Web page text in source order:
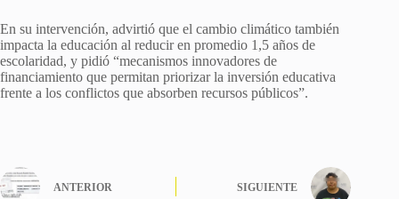
En su intervención, advirtió que el cambio climático también
impacta la educación al reducir en promedio 1,5 años de
escolaridad, y pidió “mecanismos innovadores de
financiamiento que permitan priorizar la inversión educativa
frente a los conflictos que absorben recursos públicos”.
ANTERIOR SIGUIENTE